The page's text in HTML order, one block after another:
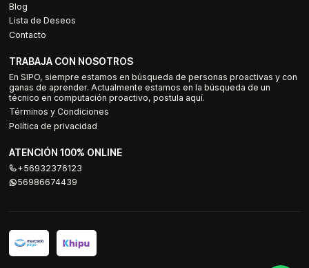
Blog
Lista de Deseos
Contacto
TRABAJA CON NOSOTROS
En SIPO, siempre estamos en búsqueda de personas proactivas y con
ganas de aprender. Actualmente estamos en la búsqueda de un
técnico en computación proactivo, postula aquí.
Términos y Condiciones
Política de privacidad
ATENCIÓN 100% ONLINE
+56932376123
56986674439